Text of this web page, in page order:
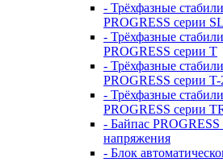
- Трёхфазные
PROGRESS серии SL
- Трёхфазные
PROGRESS серии T
- Трёхфазные
PROGRESS серии T-
- Трёхфазные
PROGRESS серии
- Байпас PROGRESS
напряжения
- Блок